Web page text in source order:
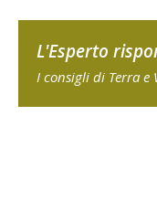
L'Esperto
I consigli di Terra